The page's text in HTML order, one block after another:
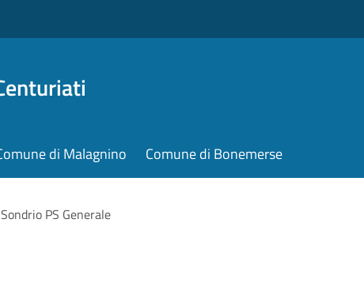
di Malagnino Comune di Bonemerse
PS Generale